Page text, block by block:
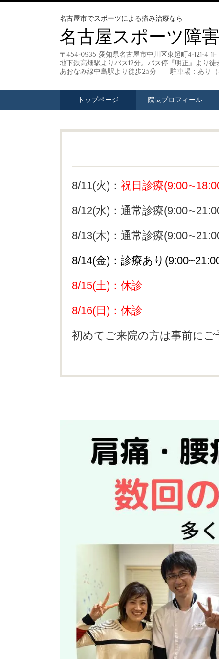
名古屋市でスポーツによる痛み治療なら
名古屋スポーツ障
〒454-0935 愛知県名古屋市中川区東起町4-121-4 1F
地下鉄高畑駅よりバス12分。バス停『明正』より徒
あおなみ線中島駅より徒歩25分 駐車場：あり（
トップページ 院長プロフィール
8/11(火)： 祝日診療
8/12(水)：通常診療
8/13(木)：通常診療
8/14(金)：診療あり
8/15(土)：休診
8/16(日)：休診
初めてご来院の方は事前に